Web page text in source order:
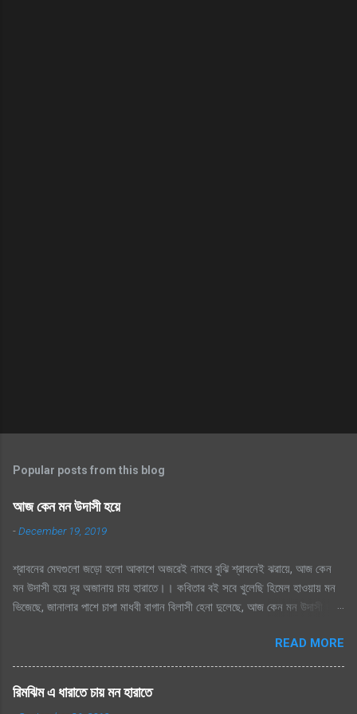
Popular posts from this blog
আজ কেন মন উদাসী হয়ে
-December 19, 2019
শ্রাবনের মেঘগুলো জড়ো হলো আকাশে অজরেই নামবে বুঝি শ্রাবনেই ঝরায়ে, আজ কেন
মন উদাসী হয়ে দূর অজানায় চায় হারাতে।। কবিতার বই সবে খুলেছি হিমেল হাওয়ায় মন
ভিজেছে, জানালার পাশে চাপা মাধবী বাগান বিলাসী হেনা দুলেছে, আজ কেন মন উদাসী হয়ে
হাসের জলকেলী পথিকের পায়ে হাটা থেমেছে, আজ কেন মন উদাসী হয়ে দূর অজানায় চায়
হারাতে, শ্রাবনের মেঘগুলো জড়ো হলো আকাশে অঝরে নামবে বুঝি শ্রাবনেই ঝরায়ে, আজ
কেন মন উদাসী হয়ে দূর অজানায় চায় হারাতে
READ MORE
রিমঝিম এ ধারাতে চায় মন হারাতে